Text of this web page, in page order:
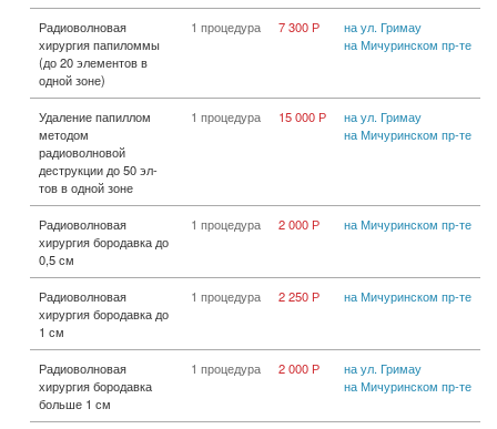
Радиоволновая
хирургия папиломмы
(до 20 элементов в
одной зоне)
1 процедура 7 300 Р
на ул. Гримау
на Мичуринском пр-те
Удаление папиллом
методом
радиоволновой
деструкции до 50 эл-
тов в одной зоне
1 процедура 15 000 Р
на ул. Гримау
на Мичуринском пр-те
Радиоволновая
хирургия бородавка до
0,5 см
1 процедура 2 000 Р на Мичуринском пр-те
Радиоволновая
хирургия бородавка до
1 см
1 процедура 2 250 Р на Мичуринском пр-те
Радиоволновая
хирургия бородавка
больше 1 см
1 процедура 2 000 Р
на ул. Гримау
на Мичуринском пр-те